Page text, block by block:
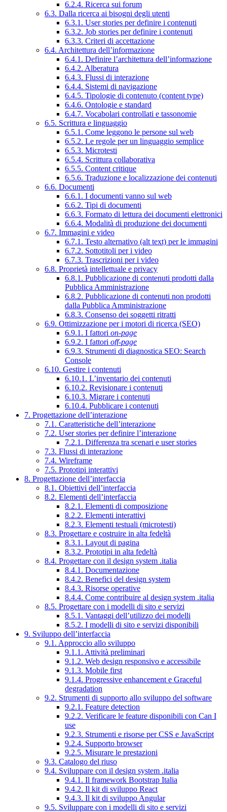
6.2.4. Ricerca sui forum
6.3. Dalla ricerca ai bisogni degli utenti
6.3.1. User stories per definire i contenuti
6.3.2. Job stories per definire i contenuti
6.3.3. Criteri di accettazione
6.4. Architettura dell’informazione
6.4.1. Definire l’architettura dell’informazione
6.4.2. Alberatura
6.4.3. Flussi di interazione
6.4.4. Sistemi di navigazione
6.4.5. Tipologie di contenuto (content type)
6.4.6. Ontologie e standard
6.4.7. Vocabolari controllati e tassonomie
6.5. Scrittura e linguaggio
6.5.1. Come leggono le persone sul web
6.5.2. Le regole per un linguaggio semplice
6.5.3. Microtesti
6.5.4. Scrittura collaborativa
6.5.5. Content critique
6.5.6. Traduzione e localizzazione dei contenuti
6.6. Documenti
6.6.1. I documenti vanno sul web
6.6.2. Tipi di documenti
6.6.3. Formato di lettura dei documenti elettronici
6.6.4. Modalità di produzione dei documenti
6.7. Immagini e video
6.7.1. Testo alternativo (alt text) per le immagini
6.7.2. Sottotitoli per i video
6.7.3. Trascrizioni per i video
6.8. Proprietà intellettuale e privacy
6.8.1. Pubblicazione di contenuti prodotti dalla
Pubblica Amministrazione
6.8.2. Pubblicazione di contenuti non prodotti
dalla Pubblica Amministrazione
6.8.3. Consenso dei soggetti ritratti
6.9. Ottimizzazione per i motori di ricerca (SEO)
6.9.1. I fattori on-page
6.9.2. I fattori off-page
6.9.3. Strumenti di diagnostica SEO: Search
Console
6.10. Gestire i contenuti
6.10.1. L’inventario dei contenuti
6.10.2. Revisionare i contenuti
6.10.3. Migrare i contenuti
6.10.4. Pubblicare i contenuti
7. Progettazione dell’interazione
7.1. Caratteristiche dell’interazione
7.2. User stories per definire l’interazione
7.2.1. Differenza tra scenari e user stories
7.3. Flussi di interazione
7.4. Wireframe
7.5. Prototipi interattivi
8. Progettazione dell’interfaccia
8.1. Obiettivi dell’interfaccia
8.2. Elementi dell’interfaccia
8.2.1. Elementi di composizione
8.2.2. Elementi interattivi
8.2.3. Elementi testuali (microtesti)
8.3. Progettare e costruire in alta fedeltà
8.3.1. Layout di pagina
8.3.2. Prototipi in alta fedeltà
8.4. Progettare con il design system .italia
8.4.1. Documentazione
8.4.2. Benefici del design system
8.4.3. Risorse operative
8.4.4. Come contribuire al design system .italia
8.5. Progettare con i modelli di sito e servizi
8.5.1. Vantaggi dell’utilizzo dei modelli
8.5.2. I modelli di sito e servizi disponibili
9. Sviluppo dell’interfaccia
9.1. Approccio allo sviluppo
9.1.1. Attività preliminari
9.1.2. Web design responsivo e accessibile
9.1.3. Mobile first
9.1.4. Progressive enhancement e Graceful
degradation
9.2. Strumenti di supporto allo sviluppo del software
9.2.1. Feature detection
9.2.2. Verificare le feature disponibili con Can I
use
9.2.3. Strumenti e risorse per CSS e JavaScript
9.2.4. Supporto browser
9.2.5. Misurare le prestazioni
9.3. Catalogo del riuso
9.4. Sviluppare con il design system .italia
9.4.1. Il framework Bootstrap Italia
9.4.2. Il kit di sviluppo React
9.4.3. Il kit di sviluppo Angular
9.5. Sviluppare con i modelli di sito e servizi